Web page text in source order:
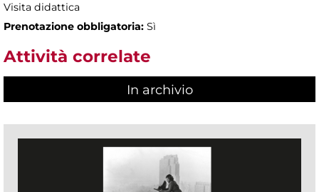
Visita didattica
Prenotazione obbligatoria: Sì
Attività correlate
In archivio